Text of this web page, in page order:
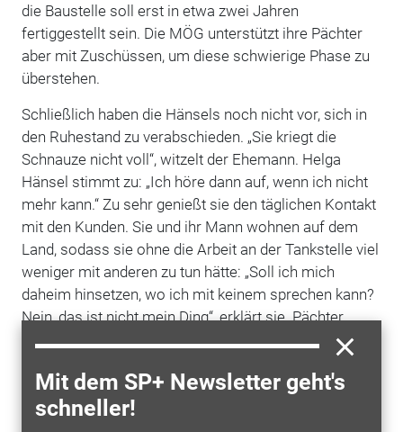
Mit dem SP+ Newsletter geht's
schneller!
die Baustelle soll erst in etwa zwei Jahren
fertiggestellt sein. Die MÖG unterstützt ihre Pächter
aber mit Zuschüssen, um diese schwierige Phase zu
überstehen.
Schließlich haben die Hänsels noch nicht vor, sich in
den Ruhestand zu verabschieden. „Sie kriegt die
Schnauze nicht voll“, witzelt der Ehemann. Helga
Hänsel stimmt zu: „Ich höre dann auf, wenn ich nicht
mehr kann.“ Zu sehr genießt sie den täglichen Kontakt
mit den Kunden. Sie und ihr Mann wohnen auf dem
Land, sodass sie ohne die Arbeit an der Tankstelle viel
weniger mit anderen zu tun hätte: „Soll ich mich
daheim hinsetzen, wo ich mit keinem sprechen kann?
Nein, das ist nicht mein Ding“, erklärt sie. Pächter
zufrieden, MÖG zufrieden und Verein zufrieden –
diese Zusammenarbeit dauert hoffentlich an, bis
Helga Hänsel nicht mehr mag.
(Autorin: Julia Richthammer; Der Artikel erschien in